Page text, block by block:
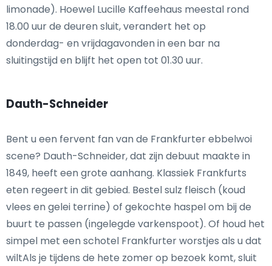
limonade). Hoewel Lucille Kaffeehaus meestal rond
18.00 uur de deuren sluit, verandert het op
donderdag- en vrijdagavonden in een bar na
sluitingstijd en blijft het open tot 01.30 uur.
Dauth-Schneider
Bent u een fervent fan van de Frankfurter ebbelwoi
scene? Dauth-Schneider, dat zijn debuut maakte in
1849, heeft een grote aanhang. Klassiek Frankfurts
eten regeert in dit gebied. Bestel sulz fleisch (koud
vlees en gelei terrine) of gekochte haspel om bij de
buurt te passen (ingelegde varkenspoot). Of houd het
simpel met een schotel Frankfurter worstjes als u dat
wiltAls je tijdens de hete zomer op bezoek komt, sluit